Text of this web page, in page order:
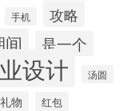
手机 攻略
是一个
设计 汤圆
礼物 红包